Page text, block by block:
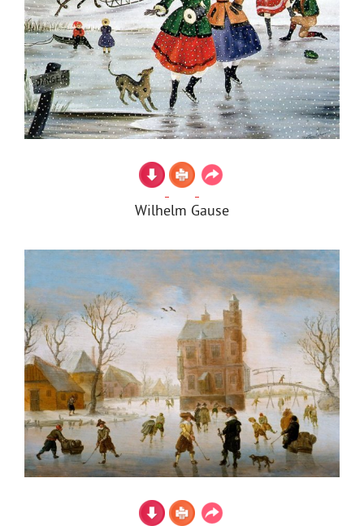
Wilhelm Gause